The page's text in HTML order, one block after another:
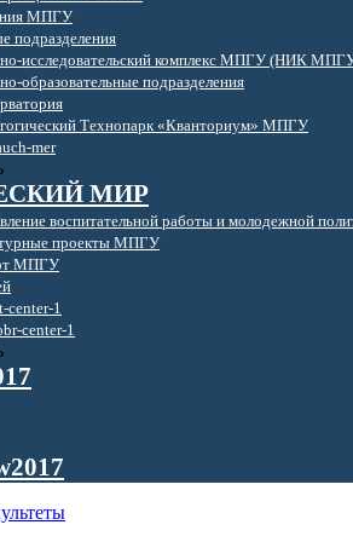
МПГУ
подразделения
исследовательский комплекс МПГУ (НИК
образовательные подразделения
Технопарк «Кванториум» МПГУ
МИР
воспитательной работы и молодежной
проекты МПГУ
МПГУ